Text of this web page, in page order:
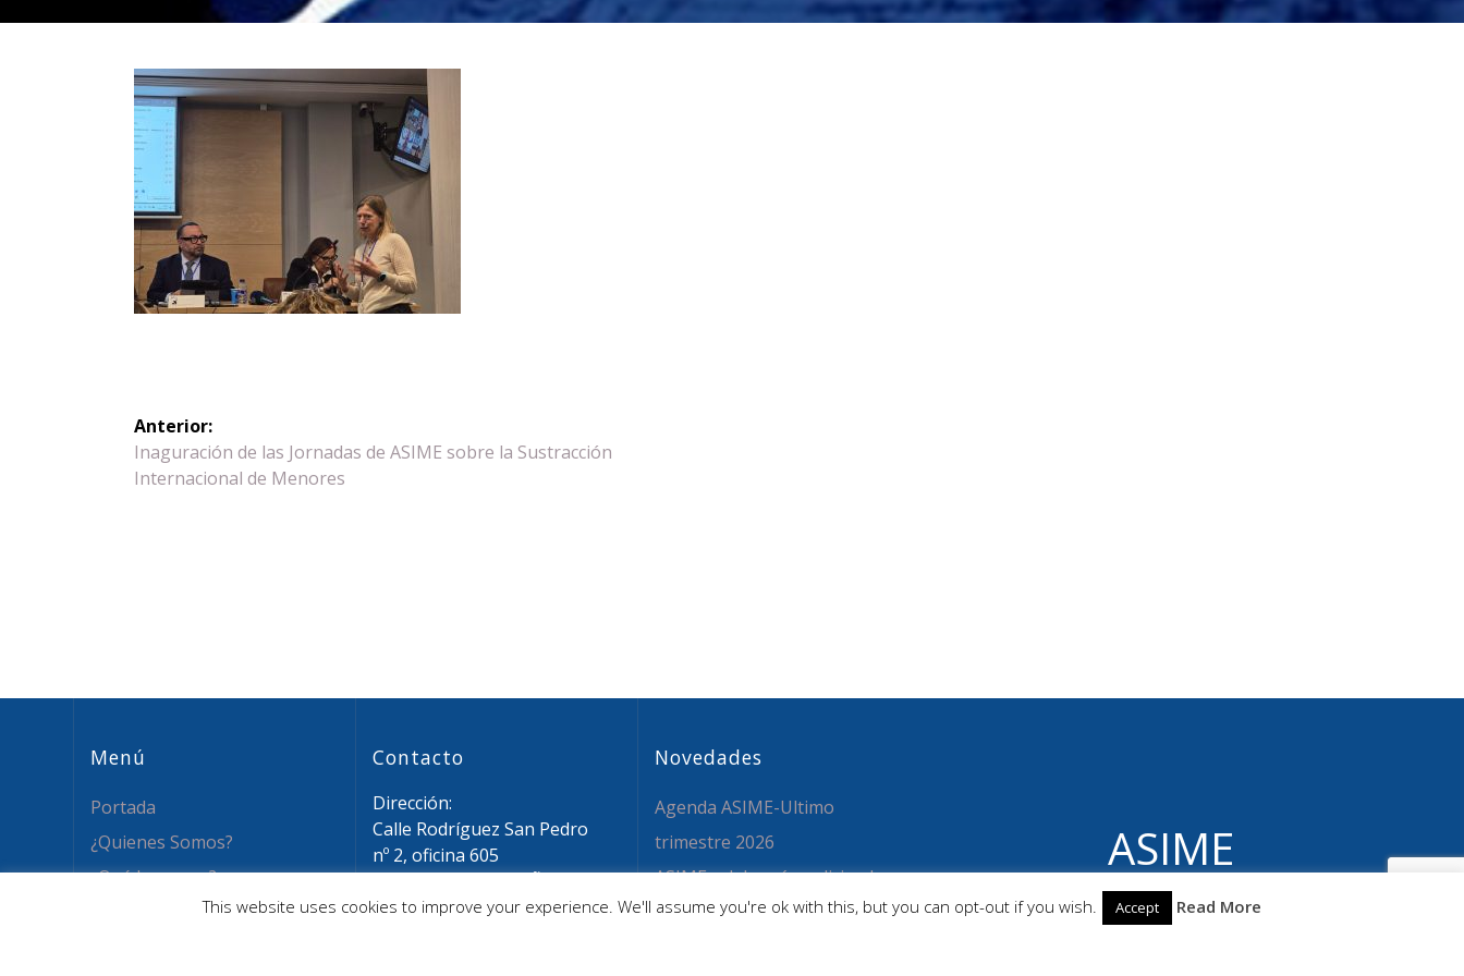
Navegación
de
Anterior:
Entrada
anterior:
Inaguración de las Jornadas de ASIME sobre la Sustracción
Internacional de Menores
Menú
Portada
¿Quienes Somos?
¿Qué hacemos?
Contacto
Dirección:
Calle Rodríguez San Pedro
nº 2, oficina 605
Email: info@asime.org
Novedades
Agenda ASIME-Ultimo
trimestre 2026
ASIME celebrará en diciembre
una nueva edición de sus
ASIME
© 2026 ASIME. Construido utilizando WordPress
y elHighlight Theme
This website uses cookies to improve your experience. We'll assume you're ok with this, but you can opt-out if you wish. Accept Read More